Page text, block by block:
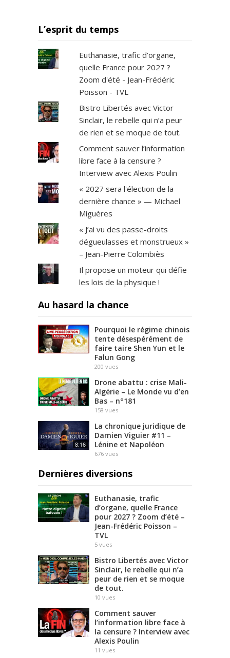
L’esprit du temps
Euthanasie, trafic d’organe,
quelle France pour 2027 ?
Zoom d'été - Jean-Frédéric
Poisson - TVL
Bistro Libertés avec Victor
Sinclair, le rebelle qui n’a peur
de rien et se moque de tout.
Comment sauver l’information
libre face à la censure ?
Interview avec Alexis Poulin
« 2027 sera l'élection de la
dernière chance » — Michael
Miguères
« J’ai vu des passe-droits
dégueulasses et monstrueux »
– Jean-Pierre Colombiès
Il propose un moteur qui défie
les lois de la physique !
Au hasard la chance
Pourquoi le régime chinois
tente désespérément de
faire taire Shen Yun et le
Falun Gong
200 vues
Drone abattu : crise Mali-
Algérie – Le Monde vu d’en
Bas – n°181
158 vues
8:16
La chronique juridique de
Damien Viguier #11 –
Lénine et Napoléon
676 vues
Dernières diversions
Euthanasie, trafic
d’organe, quelle France
pour 2027 ? Zoom d’été –
Jean-Frédéric Poisson –
TVL
5 vues
Bistro Libertés avec Victor
Sinclair, le rebelle qui n’a
peur de rien et se moque
de tout.
10 vues
Comment sauver
l’information libre face à
la censure ? Interview avec
Alexis Poulin
11 vues